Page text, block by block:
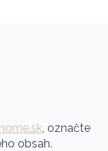
, označte
obsah.